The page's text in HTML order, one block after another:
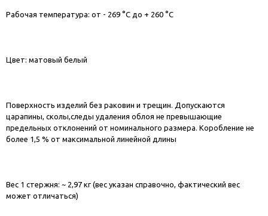
Рабочая температура: от - 269 °C до + 260 °C
Цвет: матовый белый
Поверхность изделий без раковин и трещин. Допускаются
царапины, сколы,следы удаления облоя не превышающие
предельных отклонений от номинального размера. Коробление не
более 1,5 % от максимальной линейной длины
Вес 1 стержня: ~ 2,97 кг (вес указан справочно, фактический вес
может отличаться)